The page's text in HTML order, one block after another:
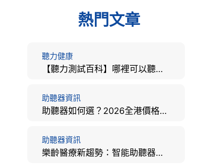
熱門文章
聽力健康
【聽力測試百科】哪裡可以聽力檢查？費用、標準、流程、在家聽力檢測與iPhone測試全攻略
助聽器資訊
助聽器如何選？2026全港價格比較、款式分析及老人選購全攻略
助聽器資訊
樂齡醫療新趨勢：智能助聽器結合 AI 眼底相機，如何全方位守護長者健康？